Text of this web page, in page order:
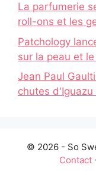
La parfumerie
roll-ons et les
Patchology
sur la peau et
Jean Paul
chutes
© 2026 - So
Contact